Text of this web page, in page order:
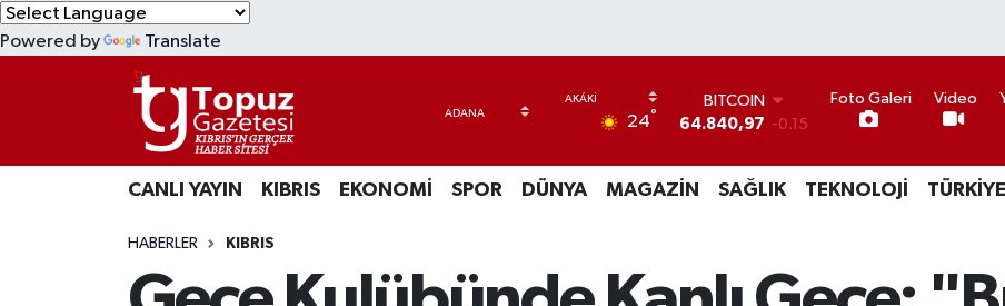
Powered by Translate
24°
BITCOIN
64.840,97 -0.15
47,7436 0.18
EURO
GRAM ALTIN
Foto Galeri Video
CANLI YAYIN KIBRIS EKONOMİ SPOR DÜNYA MAGAZİN SAĞLIK TEKNOLOJİ TÜRKİYE
HABERLER KIBRIS
EKONOMİ
MAGAZİN
Lefkoşa Nöbetçi Eczaneler
Lefkoşa Hava Durumu
Lefkoşa Trafik Yoğunluk Haritası
Süper Lig Puan Durumu ve Fikstür